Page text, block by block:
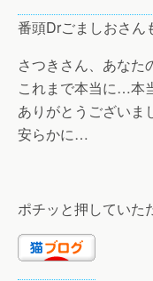
番頭Drごましおさん
さつきさん、あなた
これまで本当に…本
ありがとうございま
安らかに…
ポチッと押していた